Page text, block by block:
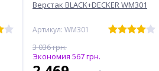
Верстак BLACK+DECKER WM301
Артикул: WM301
3 036 грн.
Экономия 567 грн.